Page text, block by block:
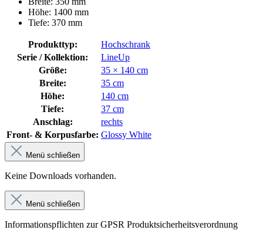
Höhe: 1400 mm
Tiefe: 370 mm
Produkttyp:
Hochschrank
Serie / Kollektion:
LineUp
Größe:
35 × 140 cm
Breite:
35 cm
Höhe:
140 cm
Tiefe:
37 cm
Anschlag:
rechts
Front- & Korpusfarbe: Glossy White
Menü schließen
Keine Downloads vorhanden.
Menü schließen
Informationspflichten zur GPSR Produktsicherheitsverordnung